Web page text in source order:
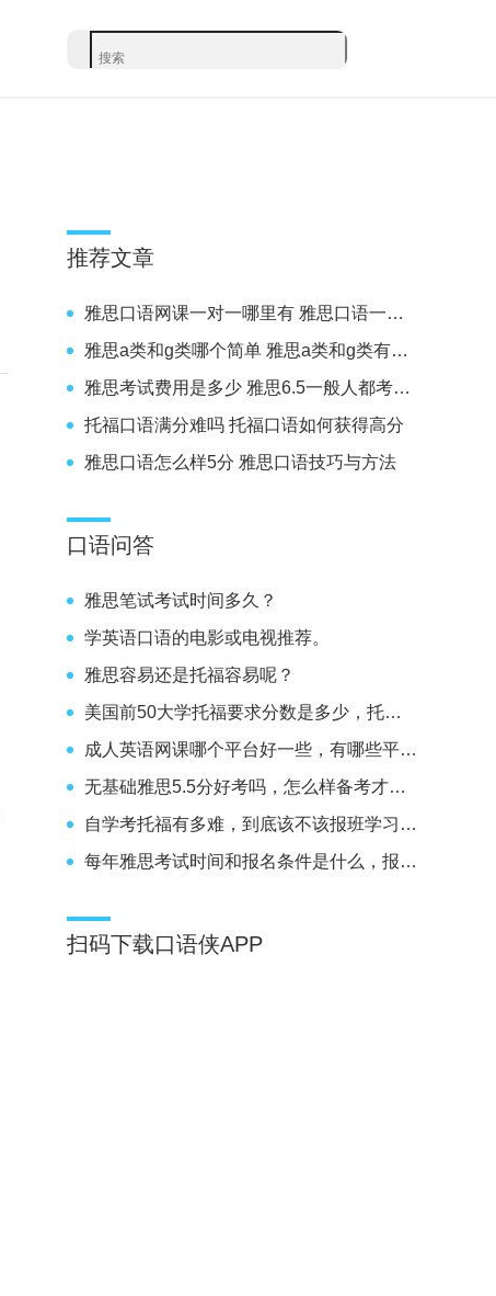
推荐文章
雅思口语网课一对一哪里有 雅思口语一对一怎么选
雅思a类和g类哪个简单 雅思a类和g类有什么区别
雅思考试费用是多少 雅思6.5一般人都考几次
托福口语满分难吗 托福口语如何获得高分
雅思口语怎么样5分 雅思口语技巧与方法
口语问答
雅思笔试考试时间多久？
学英语口语的电影或电视推荐。
雅思容易还是托福容易呢？
美国前50大学托福要求分数是多少，托福100分能不能上呢？
成人英语网课哪个平台好一些，有哪些平台推荐。
无基础雅思5.5分好考吗，怎么样备考才能考到5.5分呢？
自学考托福有多难，到底该不该报班学习雅思呢？
每年雅思考试时间和报名条件是什么，报名要求高不高。
扫码下载口语侠APP